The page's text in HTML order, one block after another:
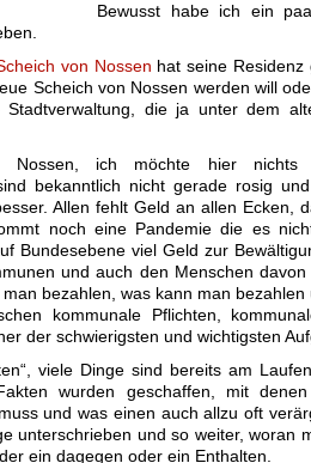
Bewusst habe ich ein
von Nossen hat seine
Scheich von Nossen werden will
die ja unter dem
Nossen, ich möchte hier nichts
bekanntlich nicht gerade rosig
Allen fehlt Geld an allen Ecken,
noch eine Pandemie die es
Bundesebene viel Geld zur
und auch den Menschen
bezahlen, was kann man
kommunale Pflichten,
der schwierigsten und wichtigsten
viele Dinge sind bereits am
wurden geschaffen, mit
und was einen auch allzu oft
unterschrieben und so weiter, woran
ein dagegen oder ein Enthalten.